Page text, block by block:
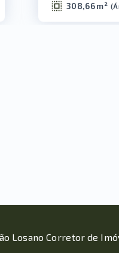
308,66 m² (
Losano Corretor de